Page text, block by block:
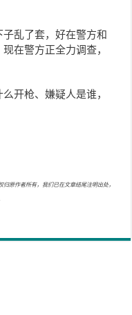
乱了套，好在警方和
在警方正全力调查，
开枪、嫌疑人是谁，
原作者所有，我们已在文章结尾注明出处，